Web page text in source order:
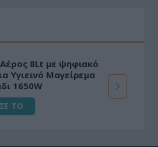
8Lt με ψηφιακό
Υγιεινό Μαγείρεμα
1650W
ΤΟ